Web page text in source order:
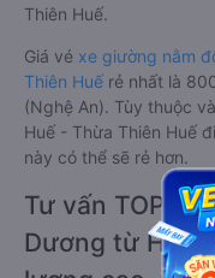
Thiên Huế.
Giá vé xe giường nằm
Thiên Huế rẻ nhất là
(Nghệ An). Tùy thuộc
Huế - Thừa Thiên Huế
này có thể sẽ rẻ hơn.
Tư vấn TOP 3
Dương từ Huế